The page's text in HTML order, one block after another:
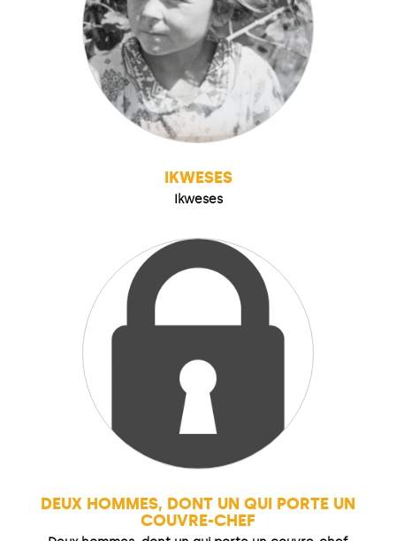
IKWESES
Ikweses
DEUX HOMMES, DONT UN QUI PORTE UN
COUVRE-CHEF